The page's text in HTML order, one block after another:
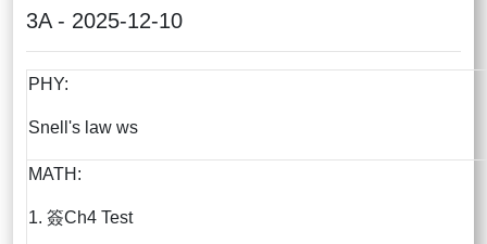
3A - 2025-12-10
PHY:
Snell's law ws
MATH:
1. 簽Ch4 Test